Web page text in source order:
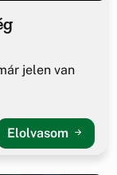
jelen van
Elolvasom